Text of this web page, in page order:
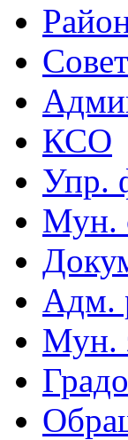
КСО
Упр.
Мун.
Адм.
Мун.